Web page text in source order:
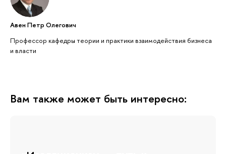
Авен Петр Олегович
Профессор кафедры теории и практики взаимодействия бизнеса
и власти
Вам также может быть интересно: